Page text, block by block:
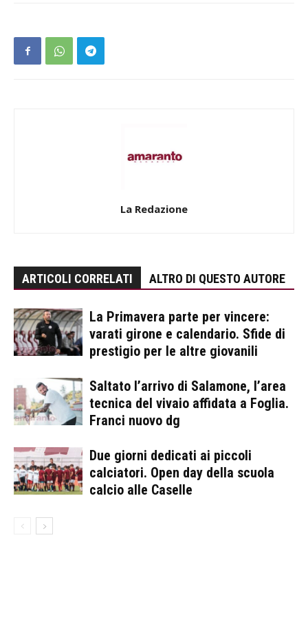
La Redazione
ARTICOLI CORRELATI ALTRO DI QUESTO AUTORE
La Primavera parte per vincere:
varati girone e calendario. Sfide di
prestigio per le altre giovanili
Saltato l’arrivo di Salamone, l’area
tecnica del vivaio affidata a Foglia.
Franci nuovo dg
Due giorni dedicati ai piccoli
calciatori. Open day della scuola
calcio alle Caselle